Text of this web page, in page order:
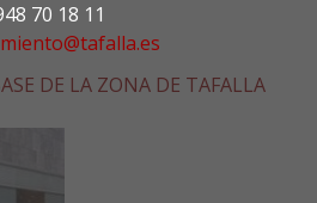
70 18 11
DE LA ZONA DE TAFALLA